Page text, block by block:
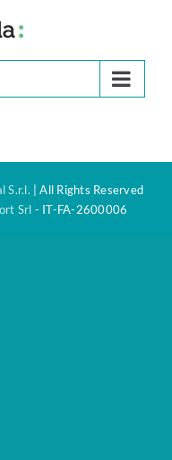
S.r.l. | All Rights Reserved
Srl - IT-FA-2600006